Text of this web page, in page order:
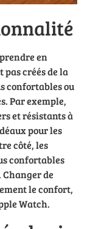
en
pas créés de la
confortables ou
Par exemple,
et résistants à
pour les
côté, les
confortables
de
le confort,
Watch.